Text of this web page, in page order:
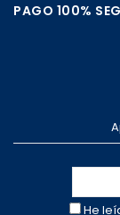
PAGO 100%
He